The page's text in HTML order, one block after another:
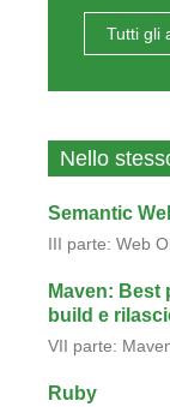
Tutti gli
Nello
Semantic
III parte: Web
Maven: Best
build e
VII parte:
Ruby